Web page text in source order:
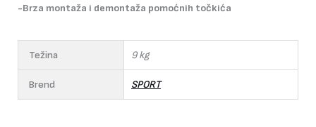
-Brza montaža i demontaža pomoćnih točkića
Težina 9 kg
Brend SPORT